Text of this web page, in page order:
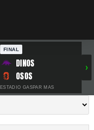
FINAL
DINOS
OSOS
ESTADIO GASPAR MAS
›